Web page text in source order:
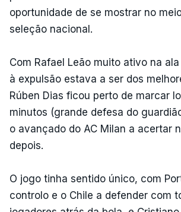
oportunidade de se mostrar no
seleção nacional.
Com Rafael Leão muito ativo na
à expulsão estava a ser dos
Rúben Dias ficou perto de marcar
minutos (grande defesa do
o avançado do AC Milan a acertar
depois.
O jogo tinha sentido único, com
controlo e o Chile a defender com